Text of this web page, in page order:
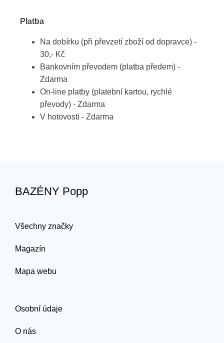
Platba
Na dobírku (při převzetí zboží od dopravce) -
30,- Kč
Bankovním převodem (platba předem) -
Zdarma
On-line platby (platební kartou, rychlé
převody) - Zdarma
V hotovosti - Zdarma
BAZÉNY Popp
Všechny značky
Magazín
Mapa webu
Osobní údaje
O nás